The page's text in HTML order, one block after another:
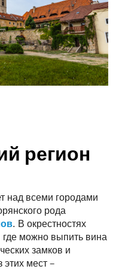
регион
над всеми городами
рода
. В окрестностях
где можно выпить вина
замков и
этих мест –